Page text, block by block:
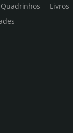
Quadrinhos
Livros